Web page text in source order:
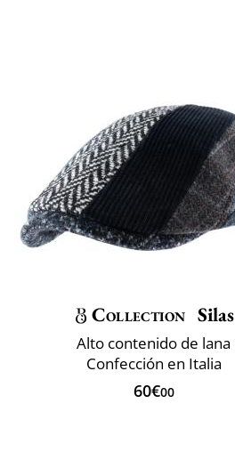
Collection Silas
Alto contenido de lana
Confección en Italia
60€00